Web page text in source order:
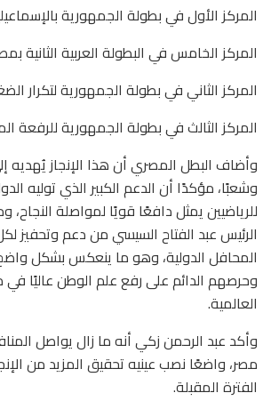
المركز الأول في بطولة الجمهورية بالإسماعيلية
المركز الخامس في البطولة العربية الثانية بمصر
المركز الثاني في بطولة الجمهورية لتكرار الضغط
المركز الثالث في بطولة الجمهورية للرفعة
وأضاف البطل المصري أن هذا الإنجاز يُهديه
وشعبًا، مؤكدًا أن الدعم الكبير الذي توليه
للرياضيين يمثل دافعًا قويًا لمواصلة
الرئيس عبد الفتاح السيسي من دعم وتحفيز
المحافل الدولية، وهو ما ينعكس بشكل
وحرصهم الدائم على رفع علم الوطن عاليًا
العالمية.
وأكد عبد الرحمن زكي أنه ما زال يواصل
مصر، واضعًا نصب عينيه تحقيق المزيد من
الفترة المقبلة.